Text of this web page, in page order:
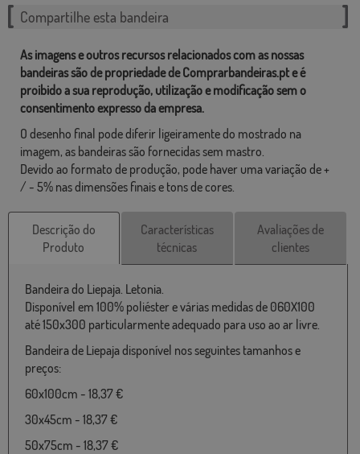
Compartilhe esta bandeira
As imagens e outros recursos relacionados com as nossas
bandeiras são de propriedade de Comprarbandeiras.pt e é
proibido a sua reprodução, utilização e modificação sem o
consentimento expresso da empresa.
O desenho final pode diferir ligeiramente do mostrado na
imagem, as bandeiras são fornecidas sem mastro.
Devido ao formato de produção, pode haver uma variação de +
/ - 5% nas dimensões finais e tons de cores.
Descrição do
Produto
Características
técnicas
Avaliações de
clientes
Bandeira do Liepaja. Letonia.
Disponível em 100% poliéster e várias medidas de 060X100
até 150x300 particularmente adequado para uso ao ar livre.
Bandeira de Liepaja disponível nos seguintes tamanhos e
preços:
60x100cm - 18,37 €
30x45cm - 18,37 €
50x75cm - 18,37 €